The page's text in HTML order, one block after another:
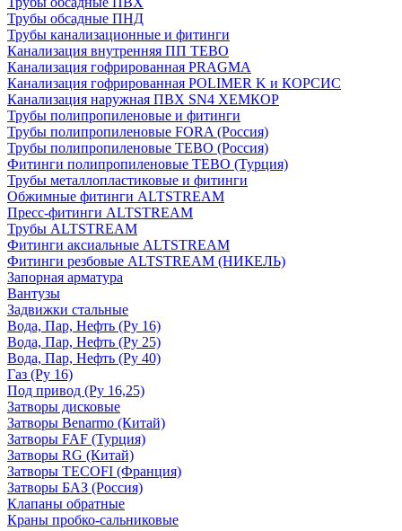
Трубы обсадные ПНД
Трубы канализационные и фитинги
Канализация внутренняя ПП TEBO
Канализация гофрированная PRAGMA
Канализация гофрированная POLIMER K и КОРСИС
Канализация наружная ПВХ SN4 ХЕМКОР
Трубы полипропиленовые и фитинги
Трубы полипропиленовые FORA (Россия)
Трубы полипропиленовые TEBO (Россия)
Фитинги полипропиленовые TEBO (Турция)
Трубы металлопластиковые и фитинги
Обжимные фитинги ALTSTREAM
Пресс-фитинги ALTSTREAM
Трубы ALTSTREAM
Фитинги аксиальные ALTSTREAM
Фитинги резбовые ALTSTREAM (НИКЕЛЬ)
Запорная арматура
Вантузы
Задвижки стальные
Вода, Пар, Нефть (Ру 16)
Вода, Пар, Нефть (Ру 25)
Вода, Пар, Нефть (Ру 40)
Газ (Ру 16)
Под привод (Ру 16,25)
Затворы дисковые
Затворы Benarmo (Китай)
Затворы FAF (Турция)
Затворы RG (Китай)
Затворы TECOFI (Франция)
Затворы БАЗ (Россия)
Клапаны обратные
Краны пробко-сальниковые